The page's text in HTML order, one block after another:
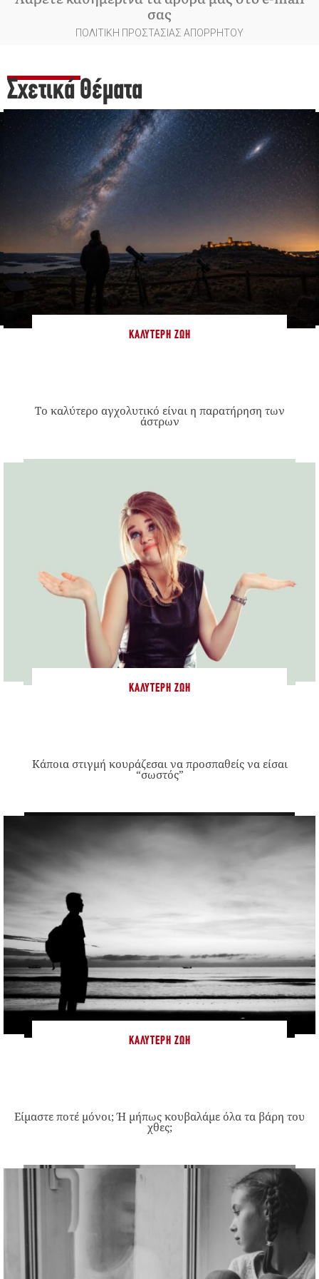
σας
ΠΟΛΙΤΙΚΗ ΠΡΟΣΤΑΣΙΑΣ ΑΠΟΡΡΗΤΟΥ
Σχετικά Θέματα
ΚΑΛΎΤΕΡΗ ΖΩΉ
Το καλύτερο αγχολυτικό είναι η παρατήρηση των
άστρων
ΚΑΛΎΤΕΡΗ ΖΩΉ
Κάποια στιγμή κουράζεσαι να προσπαθείς να είσαι
“σωστός”
ΚΑΛΎΤΕΡΗ ΖΩΉ
Είμαστε ποτέ μόνοι; Ή μήπως κουβαλάμε όλα τα βάρη του
χθες;